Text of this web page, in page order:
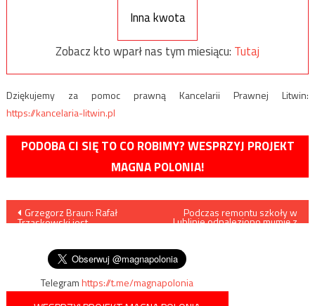
Inna kwota
Zobacz kto wparł nas tym miesiącu: Tutaj
Dziękujemy za pomoc prawną Kancelarii Prawnej Litwin:
https://kancelaria-litwin.pl
PODOBA CI SIĘ TO CO ROBIMY? WESPRZYJ PROJEKT
MAGNA POLONIA!
Nawigacja
Grzegorz Braun: Rafał
Trzaskowski jest
Podczas remontu szkoły w
Lublinie odnaleziono mumię z
Telegramhttps://t.me/magnapolonia